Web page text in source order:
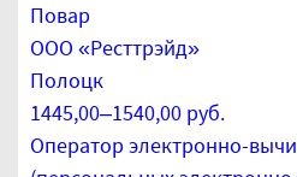
Повар
ООО «Ресттрэйд»
Полоцк
1445,00–1540,00 руб.
Оператор электронно-